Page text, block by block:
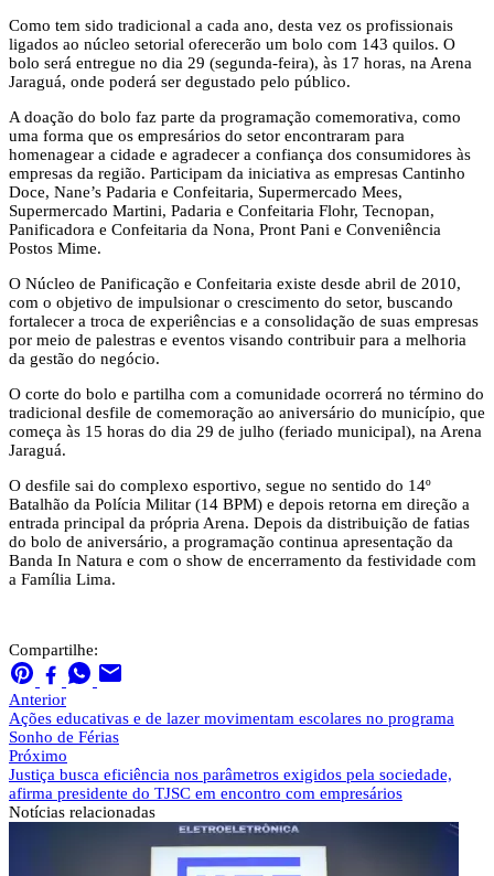
Como tem sido tradicional a cada ano, desta vez os profissionais
ligados ao núcleo setorial oferecerão um bolo com 143 quilos. O
bolo será entregue no dia 29 (segunda-feira), às 17 horas, na Arena
Jaraguá, onde poderá ser degustado pelo público.
A doação do bolo faz parte da programação comemorativa, como
uma forma que os empresários do setor encontraram para
homenagear a cidade e agradecer a confiança dos consumidores às
empresas da região. Participam da iniciativa as empresas Cantinho
Doce, Nane’s Padaria e Confeitaria, Supermercado Mees,
Supermercado Martini, Padaria e Confeitaria Flohr, Tecnopan,
Panificadora e Confeitaria da Nona, Pront Pani e Conveniência
Postos Mime.
O Núcleo de Panificação e Confeitaria existe desde abril de 2010,
com o objetivo de impulsionar o crescimento do setor, buscando
fortalecer a troca de experiências e a consolidação de suas empresas
por meio de palestras e eventos visando contribuir para a melhoria
da gestão do negócio.
O corte do bolo e partilha com a comunidade ocorrerá no término do
tradicional desfile de comemoração ao aniversário do município, que
começa às 15 horas do dia 29 de julho (feriado municipal), na Arena
Jaraguá.
O desfile sai do complexo esportivo, segue no sentido do 14º
Batalhão da Polícia Militar (14 BPM) e depois retorna em direção a
entrada principal da própria Arena. Depois da distribuição de fatias
do bolo de aniversário, a programação continua apresentação da
Banda In Natura e com o show de encerramento da festividade com
a Família Lima.
Compartilhe:
Anterior
Ações educativas e de lazer movimentam escolares no programa
Sonho de Férias
Próximo
Justiça busca eficiência nos parâmetros exigidos pela sociedade,
afirma presidente do TJSC em encontro com empresários
Notícias relacionadas